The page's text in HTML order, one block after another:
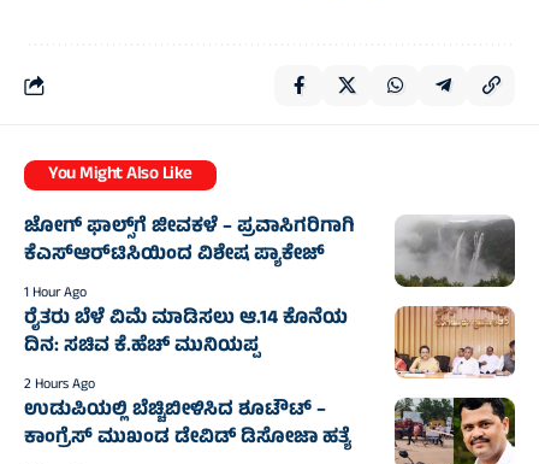
You Might Also Like
ಜೋಗ್‌ ಫಾಲ್ಸ್‌ಗೆ ಜೀವಕಳೆ – ಪ್ರವಾಸಿಗರಿಗಾಗಿ
ಕೆಎಸ್ಆರ್‌ಟಿಸಿಯಿಂದ ವಿಶೇಷ ಪ್ಯಾಕೇಜ್
1 Hour Ago
ರೈತರು ಬೆಳೆ ವಿಮೆ ಮಾಡಿಸಲು ಆ.14 ಕೊನೆಯ
ದಿನ: ಸಚಿವ ಕೆ.ಹೆಚ್ ಮುನಿಯಪ್ಪ
2 Hours Ago
ಉಡುಪಿಯಲ್ಲಿ ಬೆಚ್ಚಿಬೀಳಿಸಿದ ಶೂಟೌಟ್ –
ಕಾಂಗ್ರೆಸ್ ಮುಖಂಡ ಡೇವಿಡ್ ಡಿಸೋಜಾ ಹತ್ಯೆ